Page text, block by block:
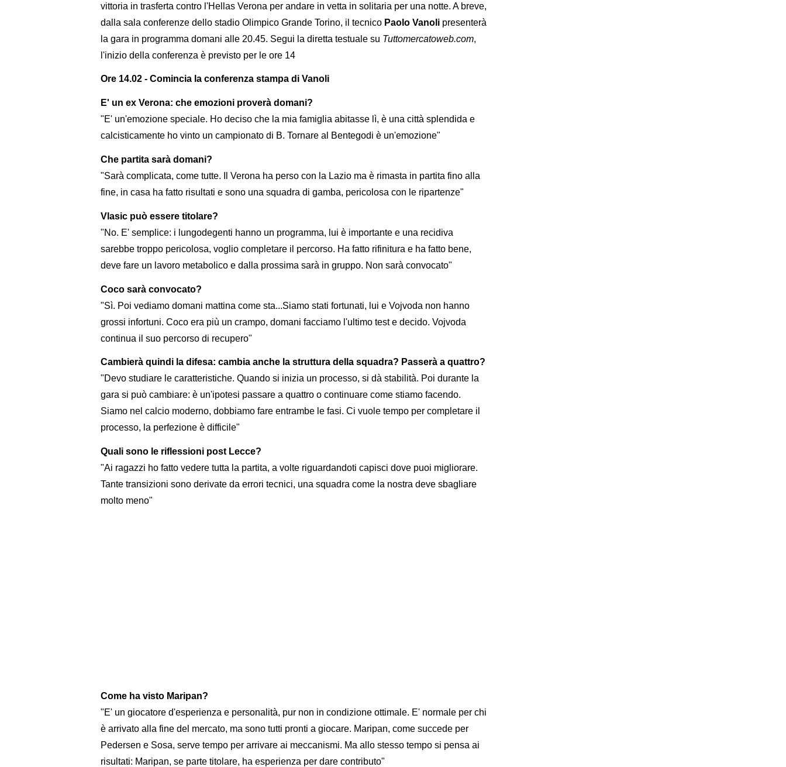
vittoria in trasferta contro l'Hellas Verona per andare in vetta in solitaria per una notte. A breve,
dalla sala conferenze dello stadio Olimpico Grande Torino, il tecnico Paolo Vanoli presenterà
la gara in programma domani alle 20.45. Segui la diretta testuale su Tuttomercatoweb.com,
l'inizio della conferenza è previsto per le ore 14
Ore 14.02 - Comincia la conferenza stampa di Vanoli
E' un ex Verona: che emozioni proverà domani?
"E' un'emozione speciale. Ho deciso che la mia famiglia abitasse lì, è una città splendida e
calcisticamente ho vinto un campionato di B. Tornare al Bentegodi è un'emozione"
Che partita sarà domani?
"Sarà complicata, come tutte. Il Verona ha perso con la Lazio ma è rimasta in partita fino alla
fine, in casa ha fatto risultati e sono una squadra di gamba, pericolosa con le ripartenze"
Vlasic può essere titolare?
"No. E' semplice: i lungodegenti hanno un programma, lui è importante e una recidiva
sarebbe troppo pericolosa, voglio completare il percorso. Ha fatto rifinitura e ha fatto bene,
deve fare un lavoro metabolico e dalla prossima sarà in gruppo. Non sarà convocato"
Coco sarà convocato?
"Sì. Poi vediamo domani mattina come sta...Siamo stati fortunati, lui e Vojvoda non hanno
grossi infortuni. Coco era più un crampo, domani facciamo l'ultimo test e decido. Vojvoda
continua il suo percorso di recupero"
Cambierà quindi la difesa: cambia anche la struttura della squadra? Passerà a quattro?
"Devo studiare le caratteristiche. Quando si inizia un processo, si dà stabilità. Poi durante la
gara si può cambiare: è un'ipotesi passare a quattro o continuare come stiamo facendo.
Siamo nel calcio moderno, dobbiamo fare entrambe le fasi. Ci vuole tempo per completare il
processo, la perfezione è difficile"
Quali sono le riflessioni post Lecce?
"Ai ragazzi ho fatto vedere tutta la partita, a volte riguardandoti capisci dove puoi migliorare.
Tante transizioni sono derivate da errori tecnici, una squadra come la nostra deve sbagliare
molto meno"
Come ha visto Maripan?
"E' un giocatore d'esperienza e personalità, pur non in condizione ottimale. E' normale per chi
è arrivato alla fine del mercato, ma sono tutti pronti a giocare. Maripan, come succede per
Pedersen e Sosa, serve tempo per arrivare ai meccanismi. Ma allo stesso tempo si pensa ai
risultati: Maripan, se parte titolare, ha esperienza per dare contributo"